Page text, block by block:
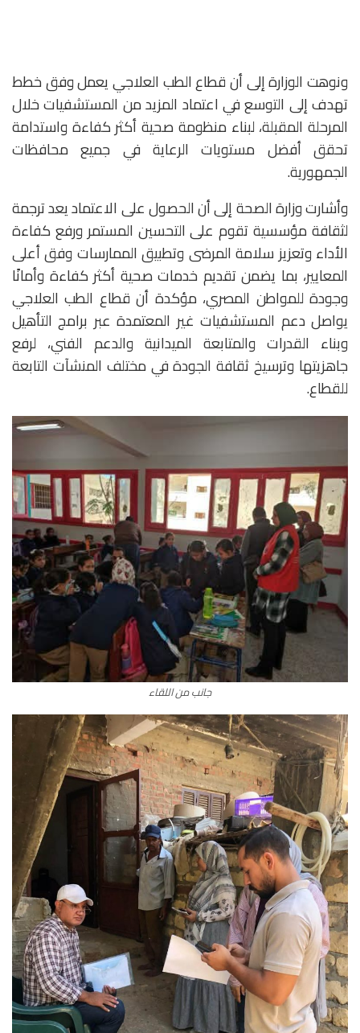
ونوهت الوزارة إلى أن قطاع الطب العلاجي يعمل وفق خطط
تهدف إلى التوسع في اعتماد المزيد من المستشفيات خلال
المرحلة المقبلة، لبناء منظومة صحية أكثر كفاءة واستدامة
تحقق أفضل مستويات الرعاية في جميع محافظات
الجمهورية.
وأشارت وزارة الصحة إلى أن الحصول على الاعتماد يعد ترجمة
لثقافة مؤسسية تقوم على التحسين المستمر ورفع كفاءة
الأداء وتعزيز سلامة المرضى وتطبيق الممارسات وفق أعلى
المعايير، بما يضمن تقديم خدمات صحية أكثر كفاءة وأمانًا
وجودة للمواطن المصري، مؤكدة أن قطاع الطب العلاجي
يواصل دعم المستشفيات غير المعتمدة عبر برامج التأهيل
وبناء القدرات والمتابعة الميدانية والدعم الفني، لرفع
جاهزيتها وترسيخ ثقافة الجودة في مختلف المنشآت التابعة
للقطاع.
جانب من اللقاء